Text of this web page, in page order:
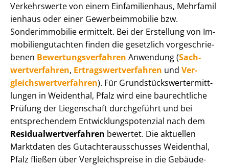
Verkehrswerte von einem Einfamilienhaus, Mehr­fa­mi­l
i­en­haus oder einer Ge­wer­be­im­mo­bi­lie bzw.
Sonderimmobilie ermittelt. Bei der Erstellung von Im­
mo­bi­li­en­gut­ach­ten finden die gesetzlich vor­ge­schrie­
be­nen Be­wer­tungs­ver­fah­ren Anwendung (Sach­
wert­ver­fah­ren, Er­trags­wert­ver­fah­ren und Ver­
gleichs­wert­ver­fah­ren). Für Grund­stücks­wert­ermitt­
lun­gen in Weidenthal, Pfalz wird eine baurechtliche
Prüfung der Liegenschaft durchgeführt und bei
entsprechendem Ent­wick­lungs­po­ten­zi­al nach dem
Re­si­du­al­wert­ver­fah­ren bewertet. Die aktuellen
Marktdaten des Gut­ach­ter­aus­schus­ses Weidenthal,
Pfalz fließen über Ver­gleichs­prei­se in die Ge­bäu­de­